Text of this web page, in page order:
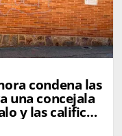
condena las
una concejala
y las califica